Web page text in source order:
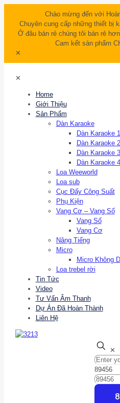
Chào mừng đến với
Chuyên cung cấp những thiết bị
Ở đâu bán rẻ chúng tôi bán rẻ
Cam kết sản phẩm
✕
✕
Home
Giới Thiệu
Sản Phẩm
Dàn Karaoke
Dàn Karaoke
Dàn Karaoke
Dàn Karaoke
Dàn Karaoke
Loa Weeworld
Loa sub
Cục Đấy Công Suất
Phụ Kiện
Vang Cơ – Vang Số
Vang Số
Vang Cơ
Nâng Tiếng
Micro
Micro Không
Loa trebel rời
Tin Tức
Video
Tư Vấn Âm Thanh
Dự Án Đã Hoàn Thành
Liên Hệ
✕
89456